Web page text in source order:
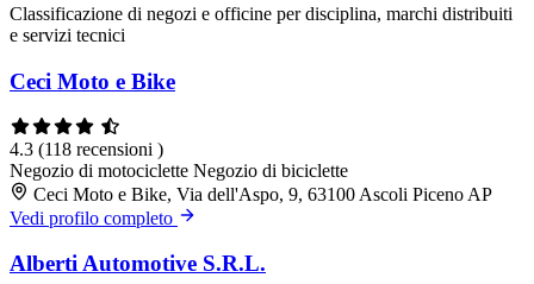
Classificazione di negozi e officine per disciplina, marchi distribuiti
e servizi tecnici
Ceci Moto e Bike
4.3 (118 recensioni )
Negozio di motociclette Negozio di biciclette
Ceci Moto e Bike, Via dell'Aspo, 9, 63100 Ascoli Piceno AP
Vedi profilo completo
Alberti Automotive S.R.L.